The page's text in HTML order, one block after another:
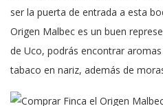
ser la puerta de entrada a esta
Origen Malbec es un buen
de Uco, podrás encontrar
tabaco en nariz, además de